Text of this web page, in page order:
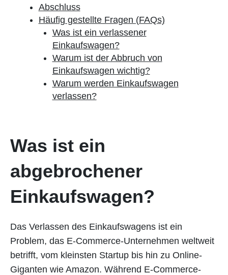
Abschluss
Häufig gestellte Fragen (FAQs)
Was ist ein verlassener
Einkaufswagen?
Warum ist der Abbruch von
Einkaufswagen wichtig?
Warum werden Einkaufswagen
verlassen?
Was ist ein
abgebrochener
Einkaufswagen?
Das Verlassen des Einkaufswagens ist ein
Problem, das E-Commerce-Unternehmen weltweit
betrifft, vom kleinsten Startup bis hin zu Online-
Giganten wie Amazon. Während E-Commerce-